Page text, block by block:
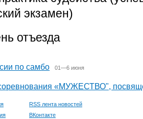
экзамен)
отъезда
по самбо 01—6 июня
«МУЖЕСТВО",
RSS лента новостей
ВКонтакте